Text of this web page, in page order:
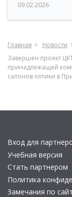
09.02.2026
Главная
Новости
Завершен проект
принадлежащей
салонов оптики в
Вход для
Учебная версия
Стать партнером
Политика
Замечания по